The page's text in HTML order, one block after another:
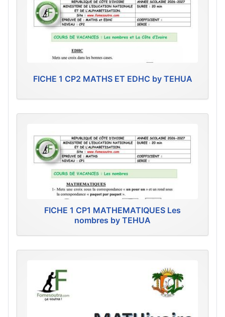
FICHE 1 CP2 MATHS ET EDHC by TEHUA
FICHE 1 CP1 MATHEMATIQUES Les
nombres by TEHUA